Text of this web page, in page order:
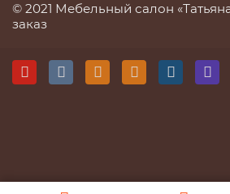
© 2021 Мебельный салон
заказ